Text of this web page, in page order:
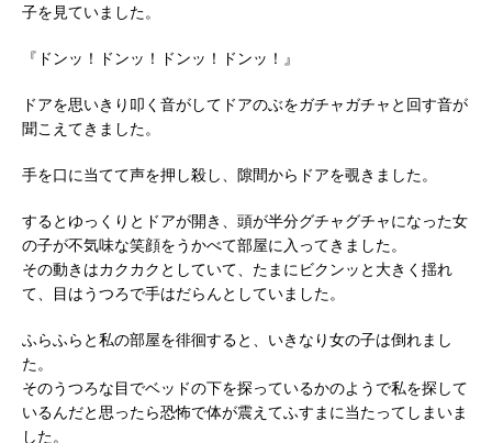
子を見ていました。
『ドンッ！ドンッ！ドンッ！ドンッ！』
ドアを思いきり叩く音がしてドアのぶをガチャガチャと回す音が
聞こえてきました。
手を口に当てて声を押し殺し、隙間からドアを覗きました。
するとゆっくりとドアが開き、頭が半分グチャグチャになった女
の子が不気味な笑顔をうかべて部屋に入ってきました。
その動きはカクカクとしていて、たまにビクンッと大きく揺れ
て、目はうつろで手はだらんとしていました。
ふらふらと私の部屋を徘徊すると、いきなり女の子は倒れまし
た。
そのうつろな目でベッドの下を探っているかのようで私を探して
いるんだと思ったら恐怖で体が震えてふすまに当たってしまいま
した。